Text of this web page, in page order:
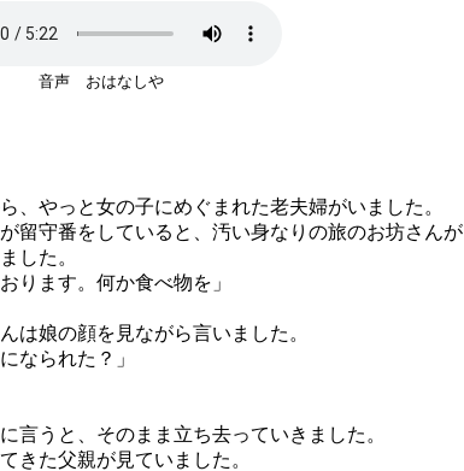
音声 おはなしや
やっと女の子にめぐまれた老夫婦がいました。
留守番をしていると、汚い身なりの旅のお坊さんが
した。
ります。何か食べ物を」
娘の顔を見ながら言いました。
なられた？」
うと、そのまま立ち去っていきました。
きた父親が見ていました。